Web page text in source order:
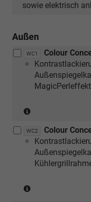
sowie elektrisch
Außen
WC1
Colour
MagicPerleffekt
Verbindung
mit
[PJ5]
oder
WC2
Colour